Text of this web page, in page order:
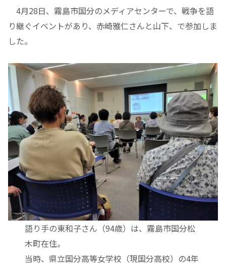
4月28日、霧島市国分のメディアセンターで、戦争を語
り継ぐイベントがあり、赤崎雅仁さんと山下、で参加しま
した。
語り手の東和子さん（94歳）は、霧島市国分松
木町在住。
当時、県立国分高等女学校（現国分高校）の4年